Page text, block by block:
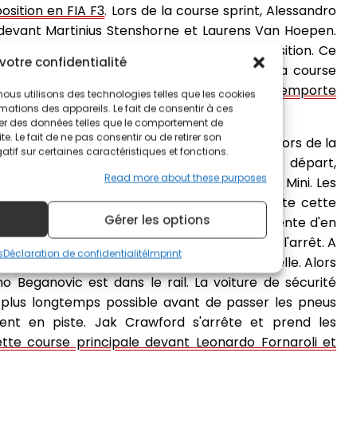
votre confidentialité
utilisons des technologies telles que les cookies
des appareils. Le fait de consentir à ces
des données telles que le comportement de
Le fait de ne pas consentir ou de retirer son
sur certaines caractéristiques et fonctions.
Read more about these purposes
Gérer les options
Déclaration de confidentialitéImprint
en FIA F3. Lors de la course sprint, Alessandro
Martinius Stenshorne et Laurens Van Hoepen.
que le français dégringole à la 4e position. Ce
de la voiture de sécurité. Lors de la course
lâche jamais son avantage sur la piste.
Il remporte
et s'élance donc de la pole position lors de la
de la première position sur la grille de départ,
la tête au départ suivi par Gabriele Mini. Les
la voiture de sécurité. Kush Maini remporte cette
Alex Dunne part mal et Victor Martins tente d'en
en tête tandis que 11 monoplaces sont à l'arrêt. A
cette fois une voiture de sécurité virtuelle. Alors
Beganovic est dans le rail. La voiture de sécurité
longtemps possible avant de passer les pneus
en piste. Jak Crawford s'arrête et prend les
course principale devant Leonardo Fornaroli et